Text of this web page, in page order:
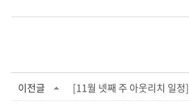
이전글
[11월 넷째 주 아웃리치 일정]